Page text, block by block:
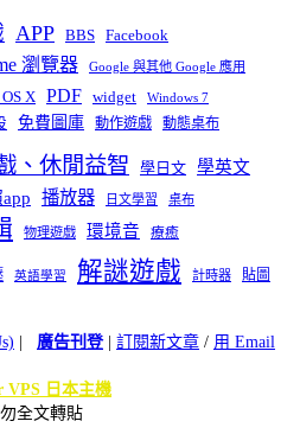
APP BBS Facebook
瀏覽器 Google 與其他 Google 應用
X PDF widget Windows 7
免費圖庫 動作遊戲 動態桌布
、休閒益智 學日文 學英文
播放器 日文學習 桌布
物理遊戲 環境音 療癒
英語學習 解謎遊戲 計時器
貼圖
廣告刊登| 訂閱新文章 / 用 Email
VPS 日本主機
全文轉貼